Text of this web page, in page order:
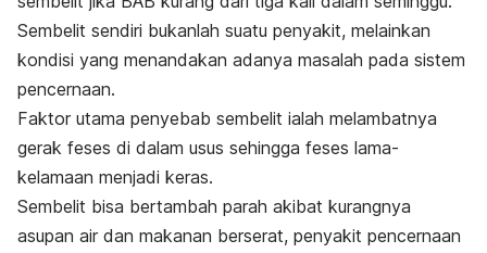
Sembelit sendiri bukanlah suatu penyakit, melainkan
kondisi yang menandakan adanya masalah pada sistem
pencernaan.
Faktor utama penyebab sembelit ialah melambatnya
gerak feses di dalam usus sehingga feses lama-
kelamaan menjadi keras.
Sembelit bisa bertambah parah akibat kurangnya
asupan air dan makanan berserat, penyakit pencernaan